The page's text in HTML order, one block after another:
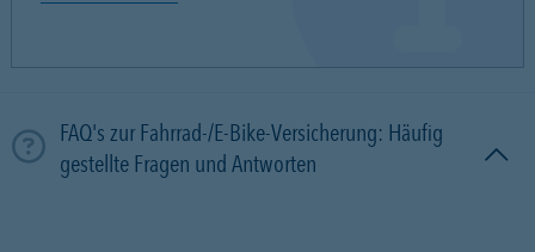
FAQ's zur Fahrrad-/E-Bike-Versicherung: Häufig
gestellte Fragen und Antworten